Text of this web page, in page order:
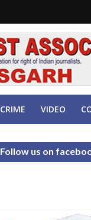
CRIME VIDEO
Follow us on